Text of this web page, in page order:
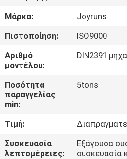
ΠΡΟΪΟΝΤΑ
ΠΕΡΙΠΟΥ
ΗΠΑ
ΓΎΡΟΣ
ΕΡΓΟΣΤΑΣΊΩΝ
ΠΟΙΟΤΙΚΌΣ
ΈΛΕΓΧΟΣ
Μάρκα:
Joyruns
Πιστοποίηση:
ISO9000
Αριθμό
μοντέλου:
DIN2391
Ποσότητα
παραγγελίας
min:
5tons
Τιμή:
Συσκευασία
λεπτομέρειες:
Εξάγουσα
συσκευασία